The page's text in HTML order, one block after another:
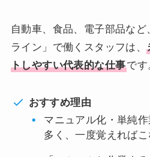
自動車、食品、電子部品な
ライン」で働くスタッフは、
トしやすい代表的な仕事です
おすすめ理由
マニュアル化・単純
多く、一度覚えればこ